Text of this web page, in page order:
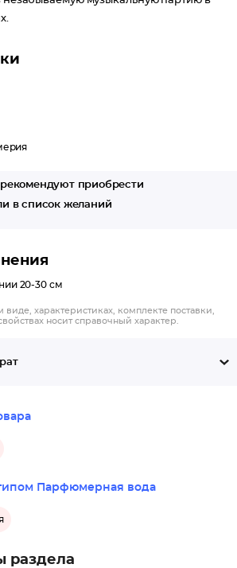
рекомендуют приобрести
в список желаний
20-30 см
характеристиках, комплекте поставки,
носит справочный характер.
Парфюмерная вода
раздела